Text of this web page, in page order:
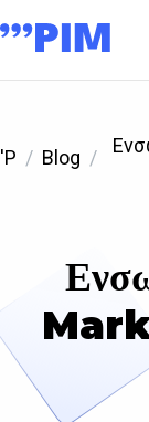
'P Blog